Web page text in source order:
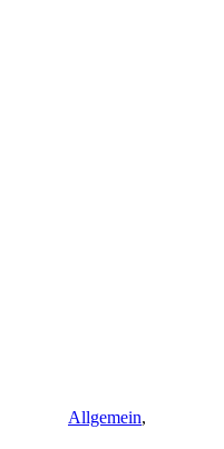
Allgemein,